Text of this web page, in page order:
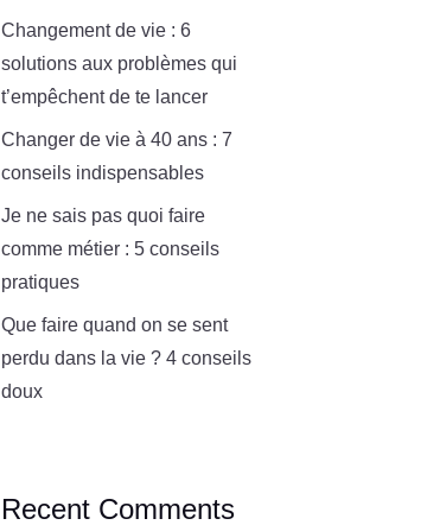
Changement de vie : 6
solutions aux problèmes qui
t’empêchent de te lancer
Changer de vie à 40 ans : 7
conseils indispensables
Je ne sais pas quoi faire
comme métier : 5 conseils
pratiques
Que faire quand on se sent
perdu dans la vie ? 4 conseils
doux
Recent Comments